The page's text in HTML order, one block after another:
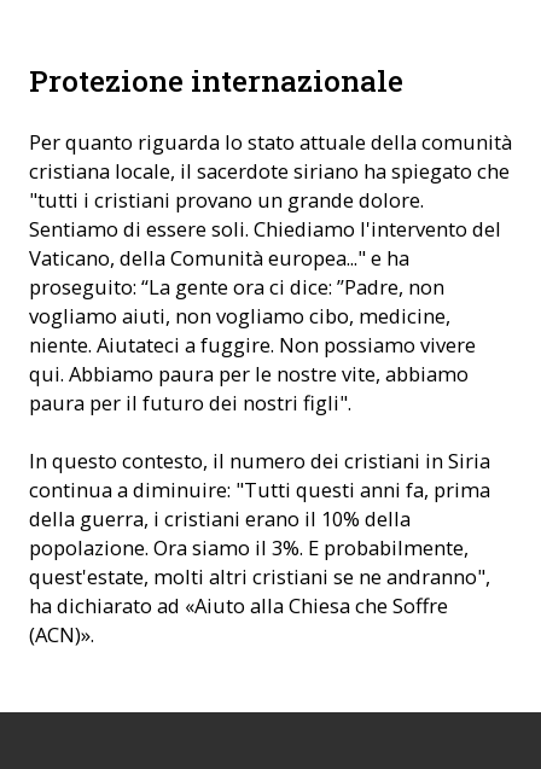
Protezione internazionale
Per quanto riguarda lo stato attuale della comunità
cristiana locale, il sacerdote siriano ha spiegato che
"tutti i cristiani provano un grande dolore.
Sentiamo di essere soli. Chiediamo l'intervento del
Vaticano, della Comunità europea..." e ha
proseguito: “La gente ora ci dice: ”Padre, non
vogliamo aiuti, non vogliamo cibo, medicine,
niente. Aiutateci a fuggire. Non possiamo vivere
qui. Abbiamo paura per le nostre vite, abbiamo
paura per il futuro dei nostri figli".
In questo contesto, il numero dei cristiani in Siria
continua a diminuire: "Tutti questi anni fa, prima
della guerra, i cristiani erano il 10% della
popolazione. Ora siamo il 3%. E probabilmente,
quest'estate, molti altri cristiani se ne andranno",
ha dichiarato ad «Aiuto alla Chiesa che Soffre
(ACN)».